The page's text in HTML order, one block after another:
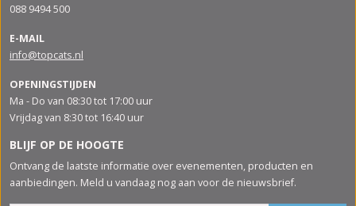
088 9494 500
E-MAIL
info@topcats.nl
OPENINGSTIJDEN
Ma - Do van 08:30 tot 17:00 uur
Vrijdag van 8:30 tot 16:40 uur
BLIJF OP DE HOOGTE
Ontvang de laatste informatie over evenementen, producten en
aanbiedingen. Meld u vandaag nog aan voor de nieuwsbrief.